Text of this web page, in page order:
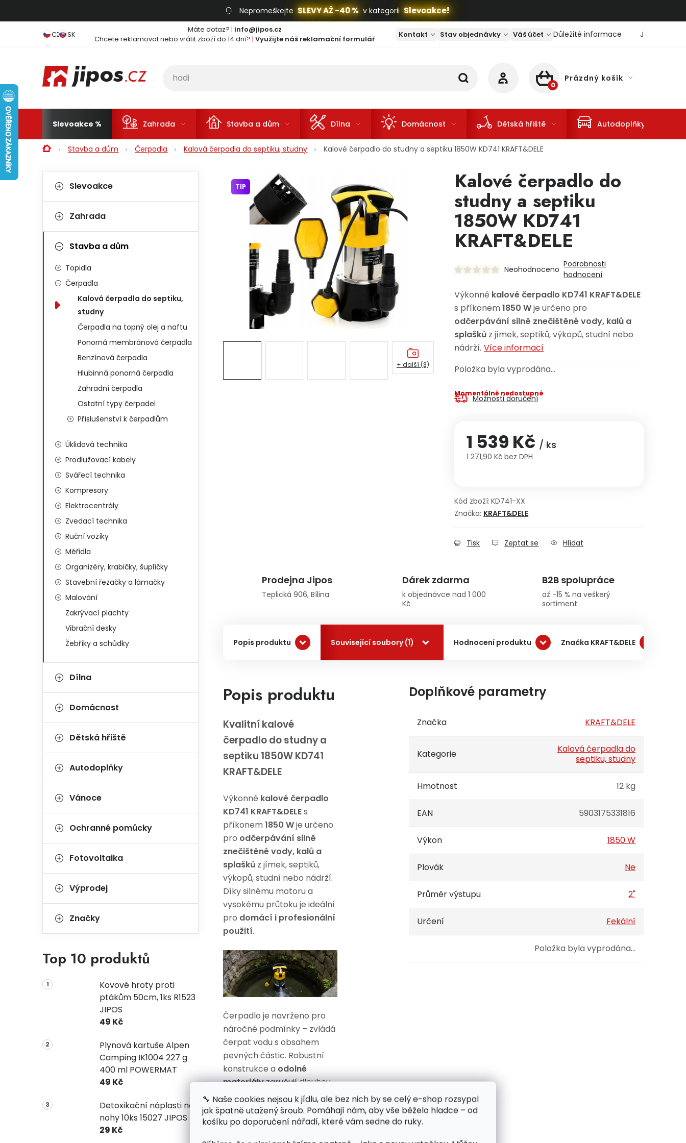
🔧 Naše cookies nejsou k jídlu, ale bez nich by se celý e-shop rozsypal
jak špatně utažený šroub. Pomáhají nám, aby vše běželo hladce – od
košíku po doporučení nářadí, které vám sedne do ruky.
Nepromeškejte SLEVY AŽ -40 % v kategorii Slevoakce!
CZ SK Máte dotaz? | info@jipos.cz
Chcete reklamovat nebo vrátit zboží do 14 dní? | Využijte náš reklamační formulář Kontakt Stav objednávky Váš účet Důležité informace Jaký je
NÁKUPNÍ KOŠÍK
Prázdný košík
Slevoakce Zahrada Stavba a dům Dílna Domácnost Dětská hřiště Autodoplňky
DomůStavba a dům Čerpadla Kalová čerpadla do septiku, studny Kalové čerpadlo do studny a septiku 1850W KD741 KRAFT&DELE
Postranní panel
Kategorie
Slevoakce
Zahrada
Stavba a dům
Topidla
Čerpadla
Kalová čerpadla do septiku,
studny
Čerpadla na topný olej a naftu
Ponorná membránová čerpadla
Benzínová čerpadla
Hlubinná ponorná čerpadla
Zahradní čerpadla
Ostatní typy čerpadel
Příslušenství k čerpadlům
Úklidová technika
Prodlužovací kabely
Svářecí technika
Kompresory
Elektrocentrály
Zvedací technika
Ruční vozíky
Měřidla
Organizéry, krabičky, šuplíčky
Stavební řezačky a lámačky
Malování
Zakrývací plachty
Vibrační desky
Žebříky a schůdky
Dílna
Domácnost
Dětská hřiště
Autodoplňky
Vánoce
Ochranné pomůcky
Fotovoltaika
Výprodej
Značky
Top 10 produktů
Kovové hroty proti
ptákům 50cm, 1ks R1523
JIPOS
49 Kč
Plynová kartuše Alpen
Camping IK1004 227 g
400 ml POWERMAT
49 Kč
Detoxikační náplasti na
nohy 10ks 15027 JIPOS
29 Kč
Kalové čerpadlo do
studny a septiku
1850W KD741
KRAFT&DELE
Neohodnoceno
Podrobnosti
hodnocení
Výkonné kalové čerpadlo KD741 KRAFT&DELE
s příkonem1850 Wje určeno pro
odčerpávání silně znečištěné vody, kalů a
splašků z jímek, septiků, výkopů, studní nebo
nádrží. Více informací
Položka byla vyprodána…
Momentálně nedostupné
Možnosti doručení
1 539 Kč / ks
1 271,90 Kč bez DPH
Kód zboží: KD741-XX
Značka: KRAFT&DELE
Tisk Zeptat se Hlídat
TIP
+ další (3)
Prodejna Jipos
Teplická 906, Bílina
Dárek zdarma
k objednávce nad 1 000
Kč
B2B spolupráce
až -15 % na veškerý
sortiment
Popis produktu Související soubory (1) Hodnocení produktu Značka KRAFT&DELE
Popis produktu
Kvalitní kalové
čerpadlo do studny a
septiku 1850W KD741
KRAFT&DELE
Výkonné kalové čerpadlo
KD741 KRAFT&DELEs
příkonem1850 Wje určeno
pro odčerpávání silně
znečištěné vody, kalů a
splašků z jímek, septiků,
výkopů, studní nebo nádrží.
Díky silnému motoru a
vysokému průtoku je ideální
pro domácí i profesionální
použití.
Čerpadlo je navrženo pro
náročné podmínky – zvládá
čerpat vodu s obsahem
pevných částic. Robustní
konstrukce a odolné
materiályzaručují dlouhou
životnost i při intenzivním
provozu. Snadná
manipulace a připojení
Doplňkové parametry
Značka KRAFT&DELE
Kategorie
Kalová čerpadla do
septiku, studny
Hmotnost 12 kg
EAN 5903175331816
Výkon 1850 W
Plovák Ne
Průměr výstupu 2"
Určení Fekální
Položka byla vyprodána…